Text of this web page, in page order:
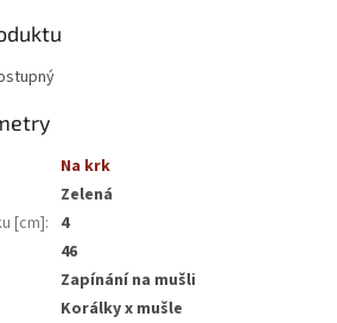
Na krk
Zelená
[cm]: 4
46
Zapínání na mušli
Korálky x mušle